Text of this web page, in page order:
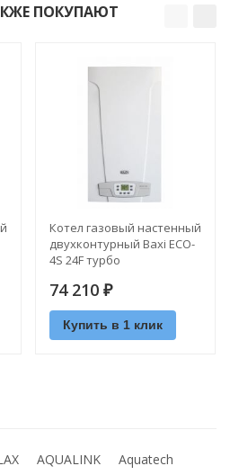
ПОКУПАЮТ
Котел газовый настенный
двухконтурный Baxi ECO-
4S 24F турбо
74 210 ₽
Купить в 1 клик
AQUALINK
Aquatech